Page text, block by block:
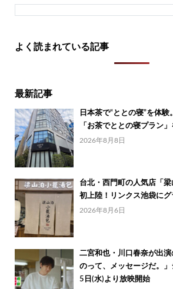
よく読まれている記事
最新記事
日本茶で“ととの寝”を体
「お茶でととの寝プラン
2026年8月8日
台北・西門町の人気店「
初上陸！リンクス池袋に
2026年8月6日
二宮和也・川口春奈が出
のって、メッセージだ。
5日(水)より放映開始